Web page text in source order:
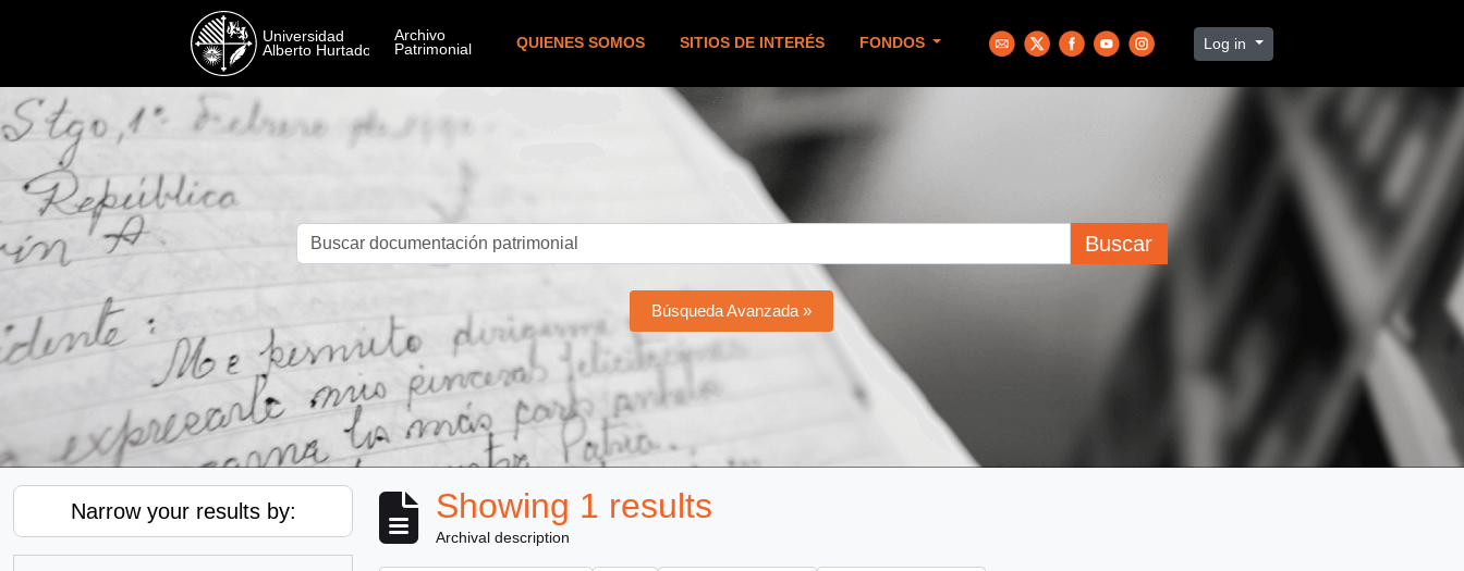
QUIENES SOMOS SITIOS DE INTERÉS FONDOS Log in
Buscar
Búsqueda Avanzada »
Narrow your results by: Showing 1 results
Archival description